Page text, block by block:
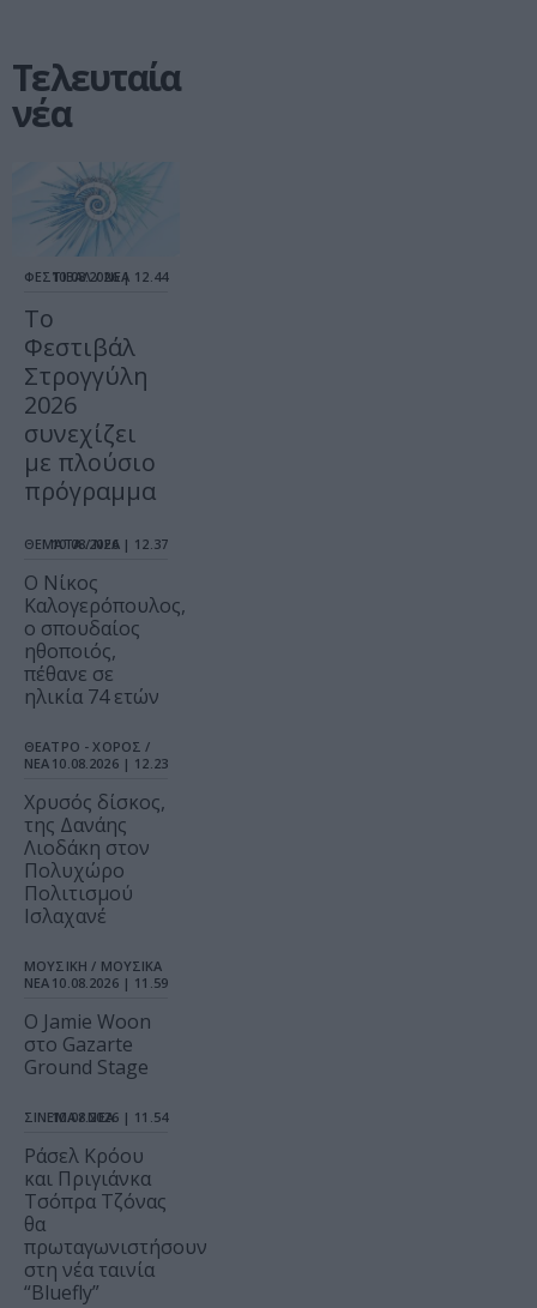
Τελευταία
νέα
ΦΕΣΤΙΒΑΛ / ΝΕΑ
10.08.2026 | 12.44
Το
Φεστιβάλ
Στρογγύλη
2026
συνεχίζει
με πλούσιο
πρόγραμμα
ΘΕΜΑΤΑ / ΝΕΑ
10.08.2026 | 12.37
Ο Νίκος
Καλογερόπουλος,
ο σπουδαίος
ηθοποιός,
πέθανε σε
ηλικία 74 ετών
ΘΕΑΤΡΟ - ΧΟΡΟΣ /
ΝΕΑ 10.08.2026 | 12.23
Χρυσός δίσκος,
της Δανάης
Λιοδάκη στον
Πολυχώρο
Πολιτισμού
Ισλαχανέ
ΜΟΥΣΙΚΗ / ΜΟΥΣΙΚΑ
ΝΕΑ 10.08.2026 | 11.59
Ο Jamie Woon
στο Gazarte
Ground Stage
ΣΙΝΕΜΑ / ΝΕΑ
10.08.2026 | 11.54
Ράσελ Κρόου
και Πριγιάνκα
Τσόπρα Τζόνας
θα
πρωταγωνιστήσουν
στη νέα ταινία
“Bluefly”